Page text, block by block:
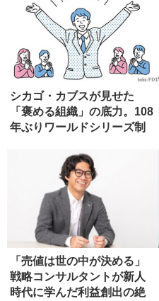
シカゴ・カブスが見せた
「褒める組織」の底力。108
年ぶりワールドシリーズ制
「売値は世の中が決める」
戦略コンサルタントが新人
時代に学んだ利益創出の絶